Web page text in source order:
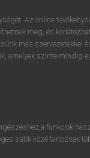
szakmai és
kiadás Bakos
Az online
meg, és
más szervezetekkel
amelyek szinte mindig
funkciók
sütik közé tartoznak